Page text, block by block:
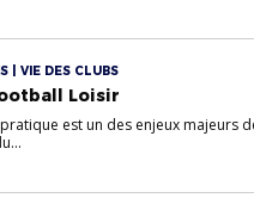
| VIE DES CLUBS
Loisir
est un des enjeux majeurs